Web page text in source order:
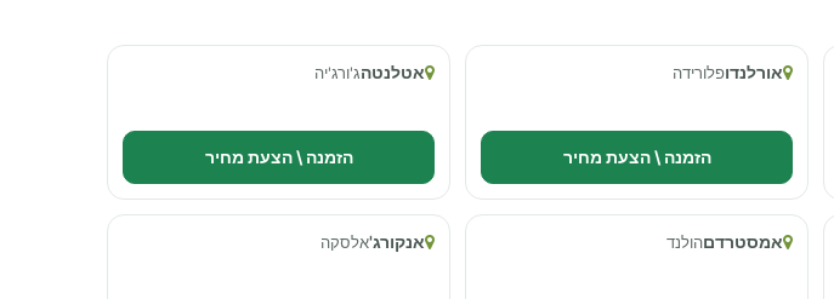
אורלנדופלורידה
הזמנה \ הצעת מחיר
אטלנטהג'ורג'יה
הזמנה \ הצעת מחיר
אמסטרדםהולנד אנקורג'אלסקה